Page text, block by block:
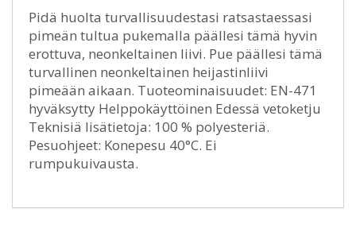
Pidä huolta turvallisuudestasi ratsastaessasi
pimeän tultua pukemalla päällesi tämä hyvin
erottuva, neonkeltainen liivi. Pue päällesi tämä
turvallinen neonkeltainen heijastinliivi
pimeään aikaan. Tuoteominaisuudet: EN-471
hyväksytty Helppokäyttöinen Edessä vetoketju
Teknisiä lisätietoja: 100 % polyesteriä.
Pesuohjeet: Konepesu 40°C. Ei
rumpukuivausta.